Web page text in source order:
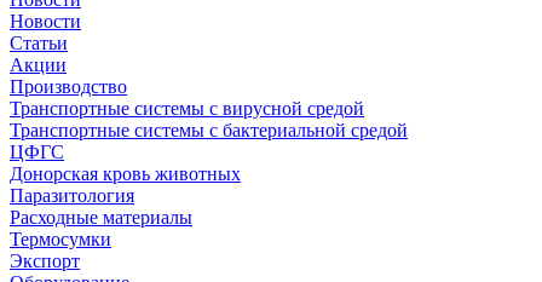
Новости
Статьи
Акции
Производство
Транспортные системы с вирусной средой
Транспортные системы с бактериальной средой
ЦФГС
Донорская кровь животных
Паразитология
Расходные материалы
Термосумки
Экспорт